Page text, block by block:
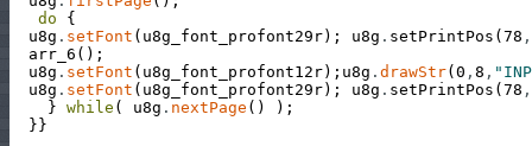
do
{
u8g . setFont ( u8g_font_profont29r) ; u8g . setPrintPos (78 ,
arr_6 ( ) ;
u8g . setFont ( u8g_font_profont12r) ; u8g . drawStr(0 , 8 ,
u8g . setFont ( u8g_font_profont29r) ; u8g . setPrintPos (78 ,
} while ( u8g . nextPage ( ) ) ;
}}